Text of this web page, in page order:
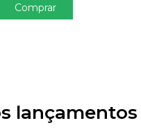
Comprar
lançamentos